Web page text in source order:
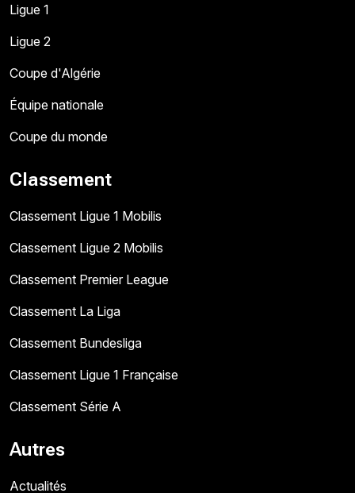
Ligue 1
Ligue 2
Coupe d'Algérie
Équipe nationale
Coupe du monde
Classement
Classement Ligue 1 Mobilis
Classement Ligue 2 Mobilis
Classement Premier League
Classement La Liga
Classement Bundesliga
Classement Ligue 1 Française
Classement Série A
Autres
Actualités